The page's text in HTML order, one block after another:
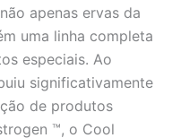
apenas ervas da
uma linha completa
especiais. Ao
significativamente
de produtos
™, o Cool